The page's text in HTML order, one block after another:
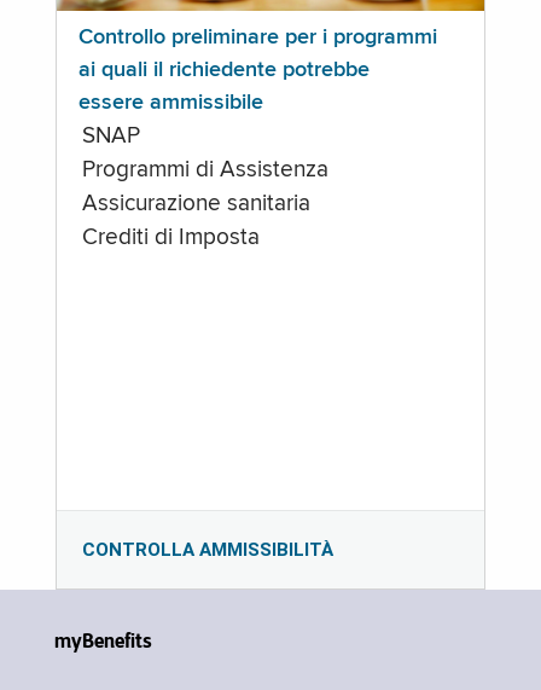
Controllo preliminare per i programmi
ai quali il richiedente potrebbe
essere ammissibile
SNAP
Programmi di Assistenza
Assicurazione sanitaria
Crediti di Imposta
CONTROLLA AMMISSIBILITÀ
myBenefits